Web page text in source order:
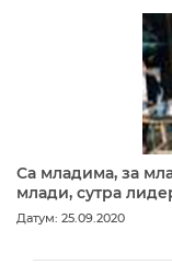
Са младима, за
млади, сутра
Датум: 25.09.2020